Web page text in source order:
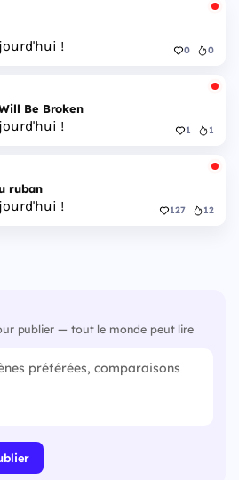
! 0 0
Be Broken
! 1 1
ruban
! 127 12
publier — tout le monde peut lire